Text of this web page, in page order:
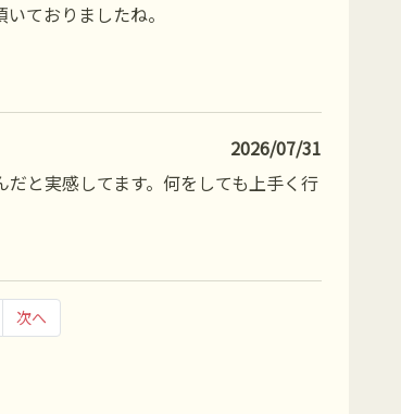
ておりましたね。
2026/07/31
と実感してます。何をしても上手く行
次へ